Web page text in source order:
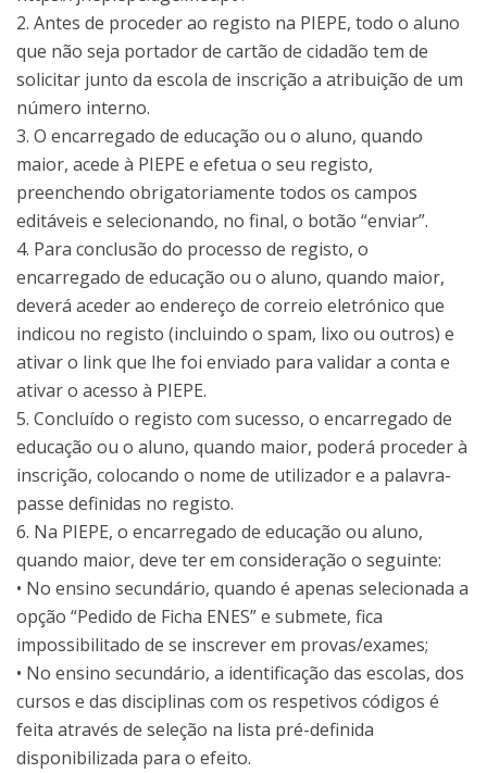
2. Antes de proceder ao registo na PIEPE, todo o aluno
que não seja portador de cartão de cidadão tem de
solicitar junto da escola de inscrição a atribuição de um
número interno.
3. O encarregado de educação ou o aluno, quando
maior, acede à PIEPE e efetua o seu registo,
preenchendo obrigatoriamente todos os campos
editáveis e selecionando, no final, o botão “enviar”.
4. Para conclusão do processo de registo, o
encarregado de educação ou o aluno, quando maior,
deverá aceder ao endereço de correio eletrónico que
indicou no registo (incluindo o spam, lixo ou outros) e
ativar o link que lhe foi enviado para validar a conta e
ativar o acesso à PIEPE.
5. Concluído o registo com sucesso, o encarregado de
educação ou o aluno, quando maior, poderá proceder à
inscrição, colocando o nome de utilizador e a palavra-
passe definidas no registo.
6. Na PIEPE, o encarregado de educação ou aluno,
quando maior, deve ter em consideração o seguinte:
• No ensino secundário, quando é apenas selecionada a
opção “Pedido de Ficha ENES” e submete, fica
impossibilitado de se inscrever em provas/exames;
• No ensino secundário, a identificação das escolas, dos
cursos e das disciplinas com os respetivos códigos é
feita através de seleção na lista pré-definida
disponibilizada para o efeito.